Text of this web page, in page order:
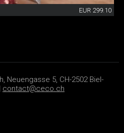
EUR 299.10
Neuengasse 5, CH-2502 Biel-
contact@ceco.ch